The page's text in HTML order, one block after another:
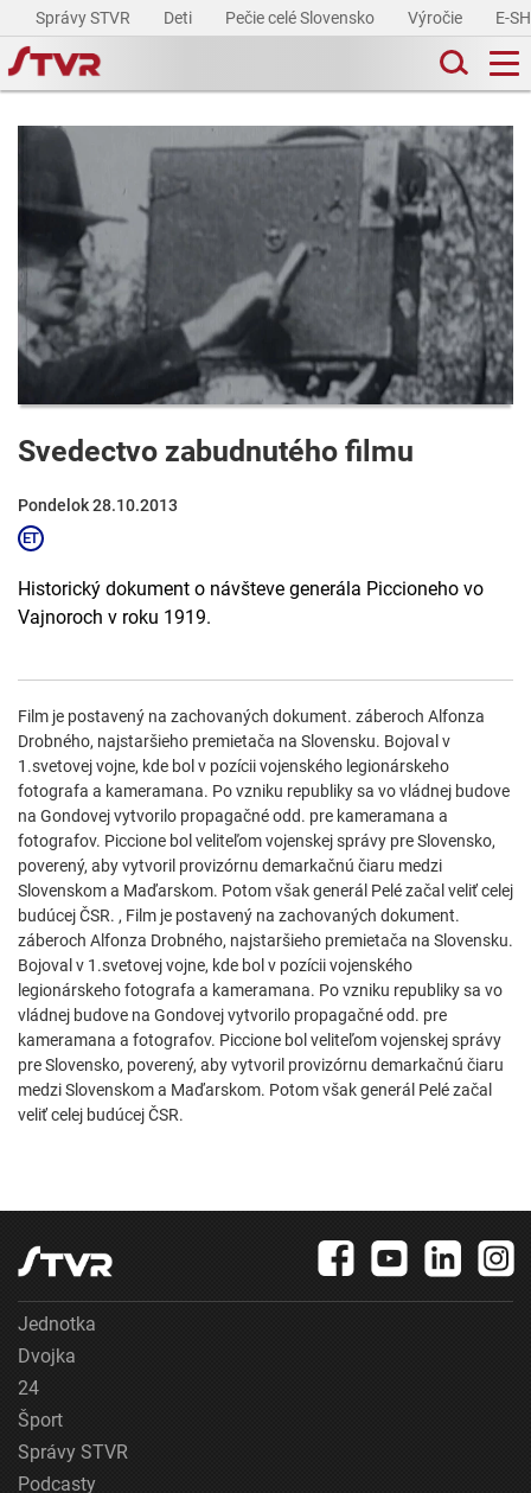
Správy STVR Deti Pečie celé Slovensko Výročie E-
Svedectvo zabudnutého filmu
Pondelok 28.10.2013
Historický dokument o návšteve generála Piccioneho vo
Vajnoroch v roku 1919.
Film je postavený na zachovaných dokument. záberoch Alfonza
Drobného, najstaršieho premietača na Slovensku. Bojoval v
1.svetovej vojne, kde bol v pozícii vojenského legionárskeho
fotografa a kameramana. Po vzniku republiky sa vo vládnej budove
na Gondovej vytvorilo propagačné odd. pre kameramana a
fotografov. Piccione bol veliteľom vojenskej správy pre Slovensko,
poverený, aby vytvoril provizórnu demarkačnú čiaru medzi
Slovenskom a Maďarskom. Potom však generál Pelé začal veliť celej
budúcej ČSR. , Film je postavený na zachovaných dokument.
záberoch Alfonza Drobného, najstaršieho premietača na Slovensku.
Bojoval v 1.svetovej vojne, kde bol v pozícii vojenského
legionárskeho fotografa a kameramana. Po vzniku republiky sa vo
vládnej budove na Gondovej vytvorilo propagačné odd. pre
kameramana a fotografov. Piccione bol veliteľom vojenskej správy
pre Slovensko, poverený, aby vytvoril provizórnu demarkačnú čiaru
medzi Slovenskom a Maďarskom. Potom však generál Pelé začal
veliť celej budúcej ČSR.
Jednotka
Dvojka
24
Šport
Správy STVR
Podcasty